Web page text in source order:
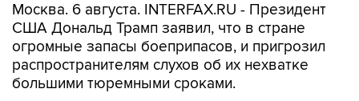
Москва. 6 августа. INTERFAX.RU - Президент
США Дональд Трамп заявил, что в стране
огромные запасы боеприпасов, и пригрозил
распространителям слухов об их нехватке
большими тюремными сроками.